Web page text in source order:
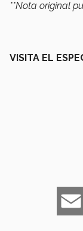
**Nota original
VISITA EL